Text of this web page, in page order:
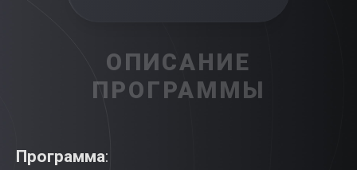
ОПИСАНИЕ
ПРОГРАММЫ
Программа: